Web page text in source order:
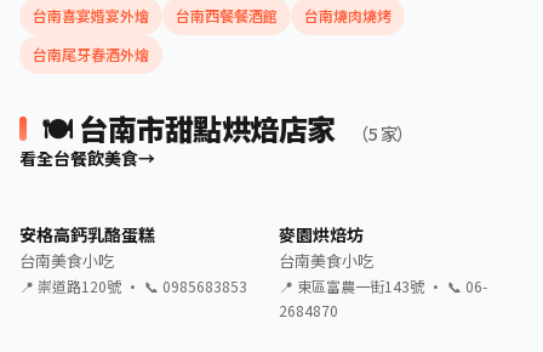
台南喜宴婚宴外燴
台南西餐餐酒館
台南燒肉燒烤
台南尾牙春酒外燴
🍽️ 台南市甜點烘焙店家 （5 家）
看全台餐飲美食
安格高鈣乳酪蛋糕
台南美食小吃
📍 崇道路120號 · 📞 0985683853
麥園烘焙坊
台南美食小吃
📍 東區富農一街143號 · 📞 06-
2684870